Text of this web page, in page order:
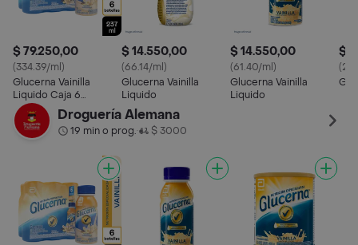
$ 79.250,00
(334.39/ml)
Glucerna Vainilla
Liquido Caja 6
Botellas
$ 14.550,00
(66.14/ml)
Glucerna Vainilla
Liquido
$ 14.550,00
(61.40/ml)
Glucerna Vainilla
Liquido
$
Droguería Alemana
19 min o prog.• $ 3000